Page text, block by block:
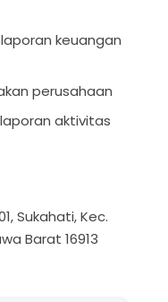
keuangan
perusahaan
aktivitas
Sukahati, Kec.
Barat 16913